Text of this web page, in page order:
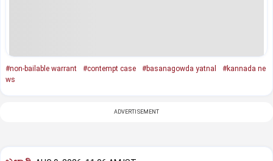
#non-bailable warrant #contempt case #basanagowda yatnal
#kannada ne
ws
ADVERTISEMENT